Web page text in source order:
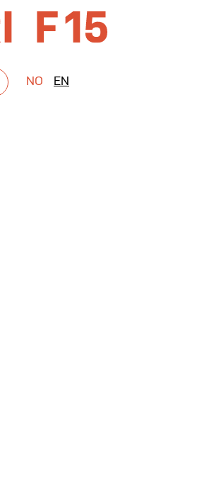
NO EN